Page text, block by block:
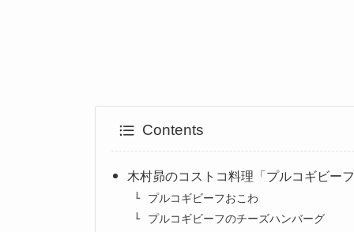
Contents
木村昴のコストコ料理「プルコギビーフ
プルコギビーフおこわ
プルコギビーフのチーズハンバーグ